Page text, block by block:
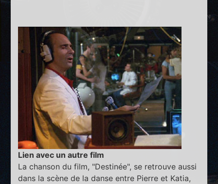
Lien avec un autre film
La chanson du film, "Destinée", se retrouve aussi
dans la scène de la danse entre Pierre et Katia,